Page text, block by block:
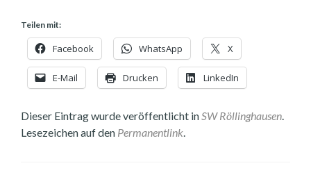
Teilen mit:
Facebook WhatsApp X
E-Mail Drucken LinkedIn
Dieser Eintrag wurde veröffentlicht inSW Röllinghausen.
Lesezeichen auf den Permanentlink.